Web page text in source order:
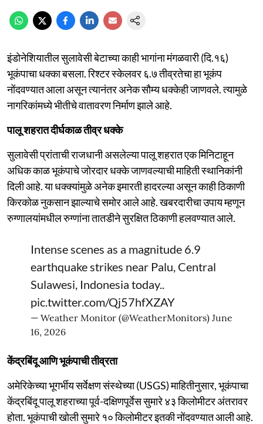
इंडोनेशियातील सुलावेसी बेटाच्या काही भागांना मंगळवारी (दि.१६)
भूकंपाचा धक्का बसला. रिश्टर स्केलवर ६.७ तीव्रतेचा हा भूकंप
नोंदवण्यात आला असून त्यानंतर अनेक सौम्य धक्केही जाणवले. त्यामुळे
नागरिकांमध्ये भीतीचे वातावरण निर्माण झाले आहे.
पालू शहरात दीर्घकाळ तीव्र धक्के
सुलावेसी प्रांताची राजधानी असलेल्या पालू शहरात एक मिनिटाहून
अधिक काळ भूकंपाचे जोरदार धक्के जाणवल्याची माहिती स्थानिकांनी
दिली आहे. या धक्क्यांमुळे अनेक इमारती हादरल्या असून काही ठिकाणी
किरकोळ नुकसान झाल्याचे समोर आले आहे. खबरदारीचा उपाय म्हणून
रुग्णालयांमधील रुग्णांना तातडीने सुरक्षित ठिकाणी हलवण्यात आले.
Intense scenes as a magnitude 6.9
earthquake strikes near Palu, Central
Sulawesi, Indonesia today..
pic.twitter.com/Qj57hfXZAY
— Weather Monitor (@WeatherMonitors) June
16, 2026
केंद्रबिंदू आणि भूकंपाची तीव्रता
अमेरिकेच्या भूगर्भीय सर्वेक्षण संस्थेच्या (USGS) माहितीनुसार, भूकंपाचा
केंद्रबिंदू पालू शहराच्या पूर्व-दक्षिणपूर्वेस सुमारे ४३ किलोमीटर अंतरावर
होता. भूकंपाची खोली सुमारे १० किलोमीटर इतकी नोंदवण्यात आली आहे.